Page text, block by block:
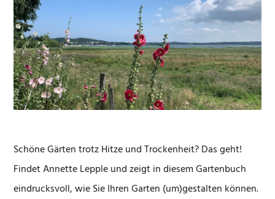
Schöne Gärten trotz Hitze und Trockenheit? Das geht!
Findet Annette Lepple und zeigt in diesem Gartenbuch
eindrucksvoll, wie Sie Ihren Garten (um)gestalten können.